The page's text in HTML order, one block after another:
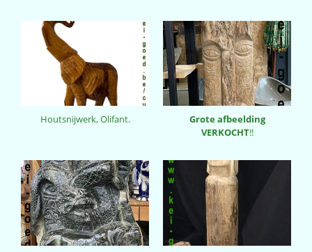
Houtsnijwerk, Olifant.
Grote afbeelding
VERKOCHT!!